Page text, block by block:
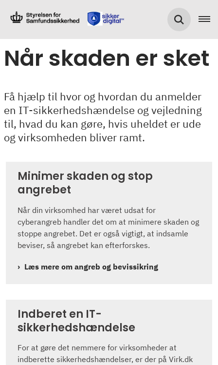
Når skaden er sket
Få hjælp til hvor og hvordan du anmelder
en IT-sikkerhedshændelse og vejledning
til, hvad du kan gøre, hvis uheldet er ude
og virksomheden bliver ramt.
Minimer skaden og stop
angrebet
Når din virksomhed har været udsat for
cyberangreb handler det om at minimere skaden og
stoppe angrebet. Det er også vigtigt, at indsamle
beviser, så angrebet kan efterforskes.
Læs mere om angreb og bevissikring
Indberet en IT-
sikkerhedshændelse
For at gøre det nemmere for virksomheder at
indberette sikkerhedshændelser, er der på Virk.dk